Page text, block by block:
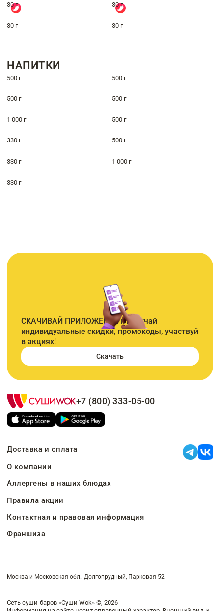
30 г 30 г
30 г 30 г
НАПИТКИ
500 г 500 г
500 г 500 г
1 000 г 500 г
330 г 500 г
330 г 1 000 г
330 г
СКАЧИВАЙ ПРИЛОЖЕНИЕ и получай
индивидуальные скидки, промокоды, участвуй
в акциях!
Скачать
+7 (800) 333-05-00
Доставка и оплата
О компании
Аллергены в наших блюдах
Правила акции
Контактная и правовая информация
Франшиза
Москва и Московская обл., Долгопрудный, Парковая 52
Сеть суши-баров «Суши Wok» ©, 2026